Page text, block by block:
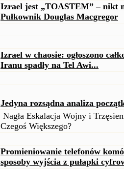
Izrael jest „TOASTEM” – nikt
Pułkownik Douglas Macgregor
Izrael w chaosie: ogłoszono
Iranu spadły na Tel Awi...
Jedyna rozsądna analiza
Nagła Eskalacja Wojny i
Czegoś Większego?
Promieniowanie telefonów
sposoby wyjścia z pułapki